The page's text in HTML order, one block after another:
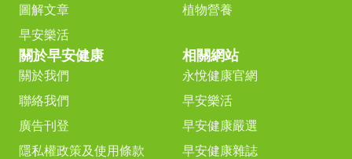
圖解文章
植物營養
早安樂活
關於早安健康
關於我們
聯絡我們
廣告刊登
隱私權政策及使用條款
相關網站
永悅健康官網
早安樂活
早安健康嚴選
早安健康雜誌